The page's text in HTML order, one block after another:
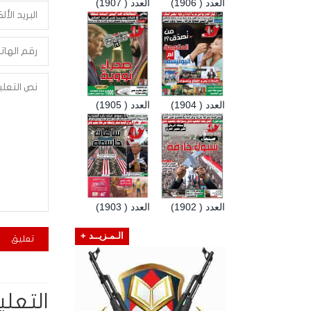
العدد ( 1907) العدد ( 1906)
العدد ( 1905) العدد ( 1904)
العدد ( 1903) العدد ( 1902)
الـمـزيــد +